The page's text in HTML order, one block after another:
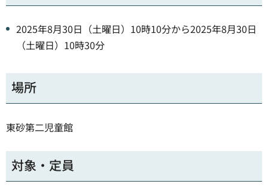
2025年8月30日（土曜日）10時10分から2025年8月30日
（土曜日）10時30分
場所
東砂第二児童館
対象・定員